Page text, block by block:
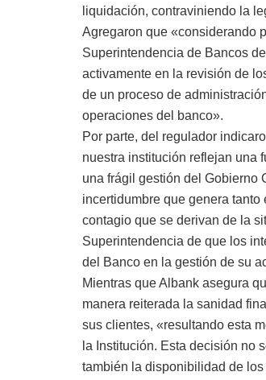
liquidación, contraviniendo la
Agregaron que «considerando
Superintendencia de Bancos
activamente en la revisión de
de un proceso de
operaciones del banco».
Por parte, del regulador
nuestra institución reflejan una
una frágil gestión del Gobierno
incertidumbre que genera
contagio que se derivan de la
Superintendencia de que los
del Banco en la gestión de su
Mientras que Albank asegura
manera reiterada la sanidad
sus clientes, «resultando esta
la Institución. Esta decisión no
también la disponibilidad de